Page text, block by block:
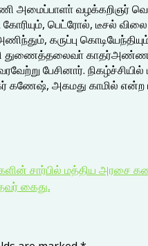
அமைப்பாளா் வழக்கறிஞர்
பெட்ரோல், டீசல்
கருப்பு
பேசினார்.
அகமது காமில் என்ற
சார்பில் மத்திய அரசை
கைது.